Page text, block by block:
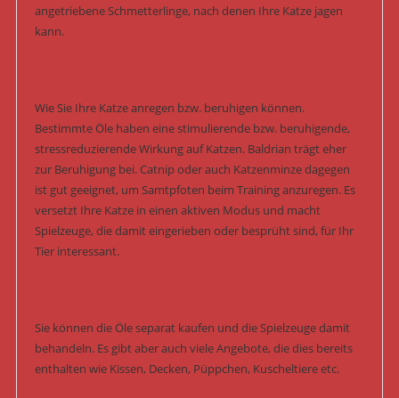
angetriebene Schmetterlinge, nach denen Ihre Katze jagen
kann.
Wie Sie Ihre Katze anregen bzw. beruhigen können.
Bestimmte Öle haben eine stimulierende bzw. beruhigende,
stressreduzierende Wirkung auf Katzen. Baldrian trägt eher
zur Beruhigung bei. Catnip oder auch Katzenminze dagegen
ist gut geeignet, um Samtpfoten beim Training anzuregen. Es
versetzt Ihre Katze in einen aktiven Modus und macht
Spielzeuge, die damit eingerieben oder besprüht sind, für Ihr
Tier interessant.
Sie können die Öle separat kaufen und die Spielzeuge damit
behandeln. Es gibt aber auch viele Angebote, die dies bereits
enthalten wie Kissen, Decken, Püppchen, Kuscheltiere etc.